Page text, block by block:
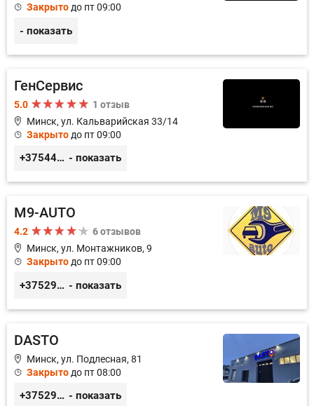
Закрыто до пт 09:00
- показать
ГенСервис
5.0
1 отзыв
Минск, ул. Кальварийская 33/14
Закрыто до пт 09:00
+375444649592 - показать
M9-AUTO
4.2
6 отзывов
Минск, ул. Монтажников, 9
Закрыто до пт 09:00
+375299395764 - показать
DASTO
Минск, ул. Подлесная, 81
Закрыто до пт 08:00
+375296606560 - показать